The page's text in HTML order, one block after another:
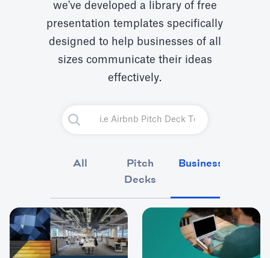
we've developed a library of free
presentation templates specifically
designed to help businesses of all
sizes communicate their ideas
effectively.
All
Pitch
Decks
Business